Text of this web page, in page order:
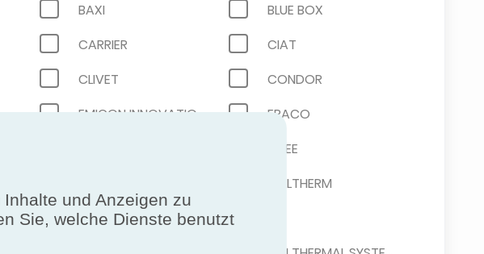
BAXI
BLUE BOX
CARRIER
CIAT
CLIVET
CONDOR
EMICON INNOVATION AND COMFORT
ERACO
GREE
ITALTHERM
KTK
und Anzeigen zu
Sie, welche Dienste benutzt